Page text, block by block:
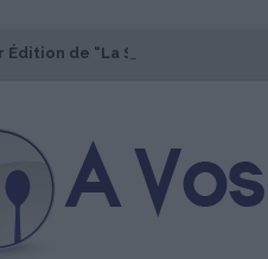
Édition de “La Semaine des